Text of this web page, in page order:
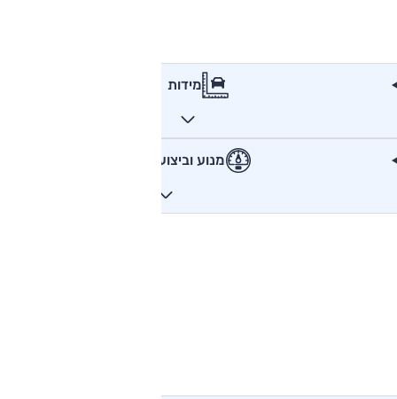
מידות
מנוע וביצועים